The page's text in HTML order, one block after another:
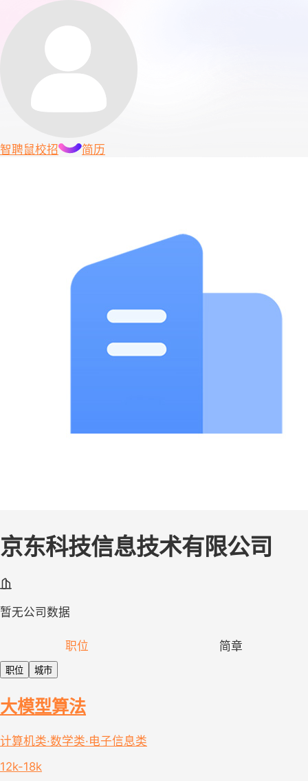
智聘鼠校招 简历
京东科技信息技术有限公司
暂无公司数据
职位 简章
职位 城市
大模型算法
计算机类·数学类·电子信息类
12k-18k